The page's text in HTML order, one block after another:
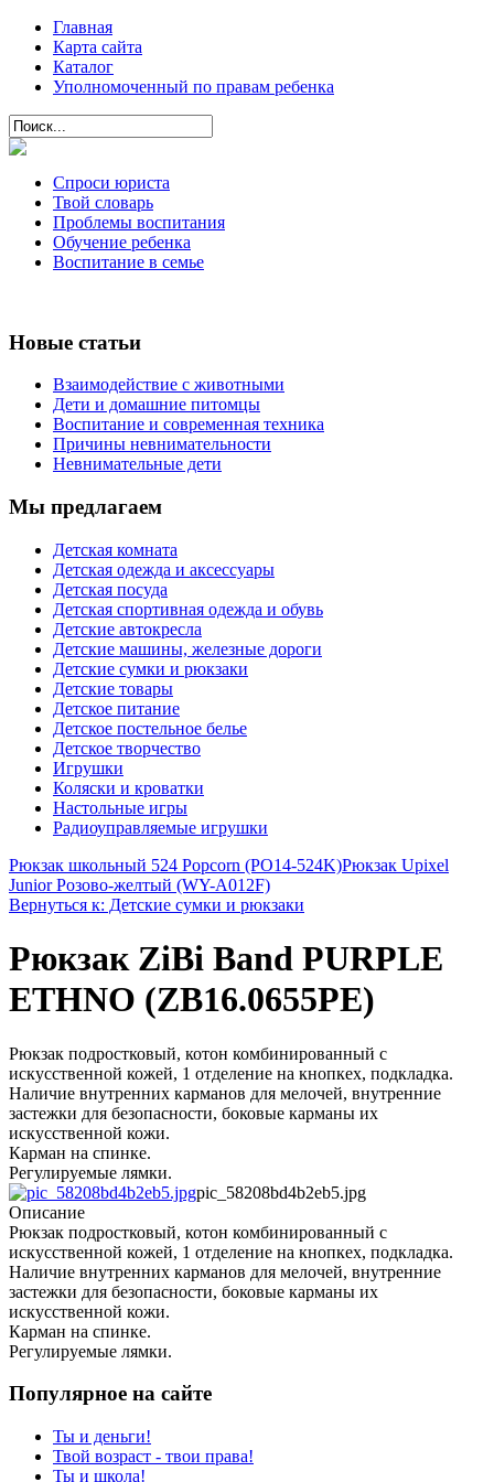
Главная
Карта сайта
Каталог
Уполномоченный по правам ребенка
Спроси юриста
Твой словарь
Проблемы воспитания
Обучение ребенка
Воспитание в семье
Новые статьи
Взаимодействие с животными
Дети и домашние питомцы
Воспитание и современная техника
Причины невнимательности
Невнимательные дети
Мы предлагаем
Детская комната
Детская одежда и аксессуары
Детская посуда
Детская спортивная одежда и обувь
Детские автокресла
Детские машины, железные дороги
Детские сумки и рюкзаки
Детские товары
Детское питание
Детское постельное белье
Детское творчество
Игрушки
Коляски и кроватки
Настольные игры
Радиоуправляемые игрушки
Рюкзак школьный 524 Popcorn (PO14-524K)Рюкзак Upixel
Junior Розово-желтый (WY-A012F)
Вернуться к: Детские сумки и рюкзаки
Рюкзак ZiBi Band PURPLE
ETHNO (ZB16.0655PE)
Рюкзак подростковый, котон комбинированный с
искусственной кожей, 1 отделение на кнопкех, подкладка.
Наличие внутренних карманов для мелочей, внутренние
застежки для безопасности, боковые карманы их
искусственной кожи.
Карман на спинке.
Регулируемые лямки.
pic_58208bd4b2eb5.jpg
Описание
Рюкзак подростковый, котон комбинированный с
искусственной кожей, 1 отделение на кнопкех, подкладка.
Наличие внутренних карманов для мелочей, внутренние
застежки для безопасности, боковые карманы их
искусственной кожи.
Карман на спинке.
Регулируемые лямки.
Популярное на сайте
Ты и деньги!
Твой возраст - твои права!
Ты и школа!